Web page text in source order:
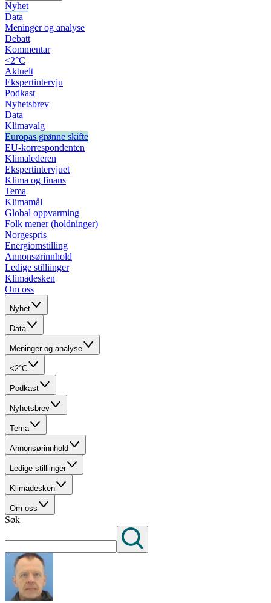
Nyhet
Data
Meninger og analyse
Debatt
Kommentar
<2°C
Aktuelt
Ekspertintervju
Podkast
Nyhetsbrev
Data
Klimavalg
Europas grønne skifte
EU-korrespondenten
Klimalederen
Ekspertintervjuet
Klima og finans
Tema
Klimamål
Global oppvarming
Folk mener (holdninger)
Norgespris
Energiomstilling
Annonsørinnhold
Ledige stilliinger
Klimadesken
Om oss
Nyhet
Data
Meninger og analyse
<2°C
Podkast
Nyhetsbrev
Tema
Annonsørinnhold
Ledige stilliinger
Klimadesken
Om oss
Søk